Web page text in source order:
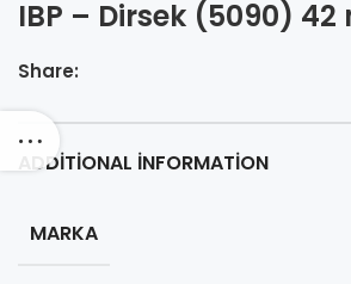
IBP – Dirsek (5090) 42
Share:
ADDITIONAL INFORMATION
MARKA